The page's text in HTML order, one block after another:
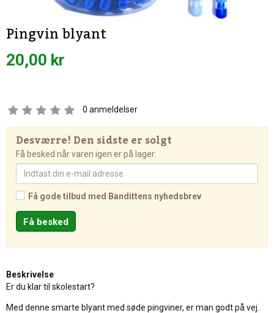
Pingvin blyant
20,00 kr
0 anmeldelser
Desværre! Den sidste er solgt
Få besked når varen igen er på lager:
Få gode tilbud med Bandittens nyhedsbrev
Beskrivelse
Er du klar til skolestart?
Med denne smarte blyant med søde pingviner, er man godt på vej.